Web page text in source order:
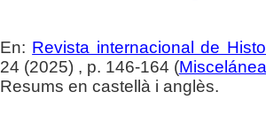
En: Revista internacional de
24 (2025) , p. 146-164 (Miscelánea
Resums en castellà i anglès.